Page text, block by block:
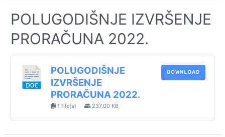
POLUGODIŠNJE IZVRŠENJE
PRORAČUNA 2022.
POLUGODIŠNJE
IZVRŠENJE
PRORAČUNA 2022.
1 file(s) 237.00 KB
DOWNLOAD